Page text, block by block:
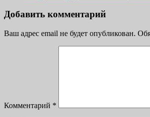
Добавить комментарий
Ваш адрес email не будет опубликован.
Комментарий *